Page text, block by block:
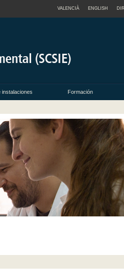
VALENCIÀ ENGLISH
instalaciones Formación